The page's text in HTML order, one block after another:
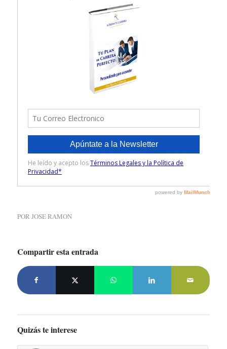
POR JOSE RAMON
Compartir esta entrada
Quizás te interese